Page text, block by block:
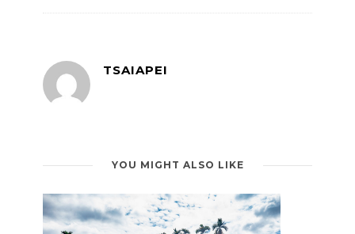
TSAIAPEI
YOU MIGHT ALSO LIKE